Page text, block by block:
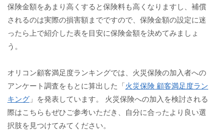
保険金額をあまり高くすると保険料も高くなりますし、補償
されるのは実際の損害額までですので、保険金額の設定に迷
ったら上で紹介した表を目安に保険金額を決めてみましょ
う。
オリコン顧客満足度ランキングでは、火災保険の加入者への
アンケート調査をもとに算出した「火災保険 顧客満足度ラン
キング 」を発表しています。 火災保険への加入を検討される
際はこちらもぜひご参考いただき、自分に合ったより良い選
択肢を見つけてみてください。